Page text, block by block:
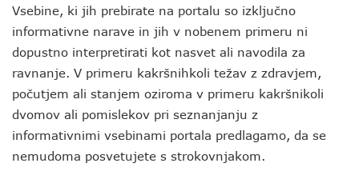
Vsebine, ki jih prebirate na portalu so izključno
informativne narave in jih v nobenem primeru ni
dopustno interpretirati kot nasvet ali navodila za
ravnanje. V primeru kakršnihkoli težav z zdravjem,
počutjem ali stanjem oziroma v primeru kakršnikoli
dvomov ali pomislekov pri seznanjanju z
informativnimi vsebinami portala predlagamo, da se
nemudoma posvetujete s strokovnjakom.